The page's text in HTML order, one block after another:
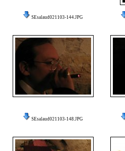
SEsalaud021103-144.JPG
SEsalaud021103-148.JPG